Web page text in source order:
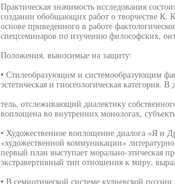
Практическая значимость исследования
создании обобщающих работ о творчестве К.
основе приведенного в работе
спецсеминаров по изучению философских,
Положения, выносимые на защиту:
• Стилеобразующим и системообразующим
эстетическая и гносеологическая категория.
тель, отслеживающий диалектику
воплощена во внутренних монологах,
• Художественное воплощение диалога «Я и
«художественной коммуникации»
первый план выступает морально-этическая
экстравертивный тип отношения к миру,
• В семиотической системе кулиевской